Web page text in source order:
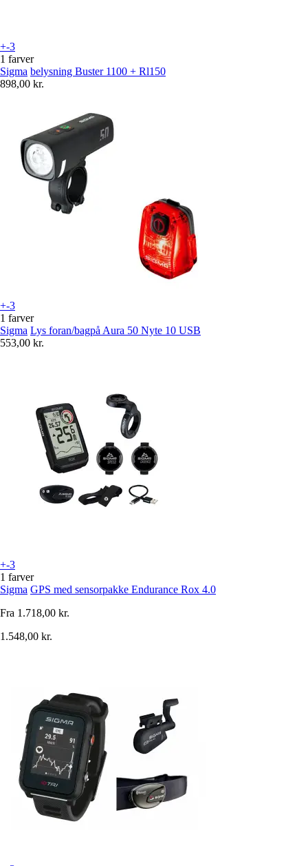
+-3
1 farver
Sigma belysning Buster 1100 + Rl150
898,00 kr.
+-3
1 farver
Sigma Lys foran/bagpå Aura 50 Nyte 10 USB
553,00 kr.
+-3
1 farver
Sigma GPS med sensorpakke Endurance Rox 4.0
Fra 1.718,00 kr.
1.548,00 kr.